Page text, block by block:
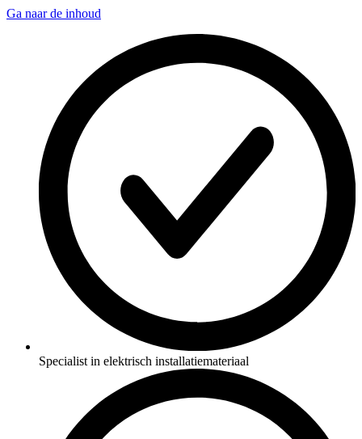
Ga naar de inhoud
Specialist in elektrisch installatiemateriaal